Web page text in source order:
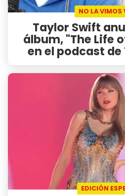
NO LA VIMOS
Taylor Swift
álbum, "The Life
en el podcast de
EDICIÓN